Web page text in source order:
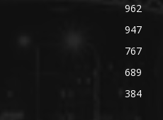
962
947
767
689
384